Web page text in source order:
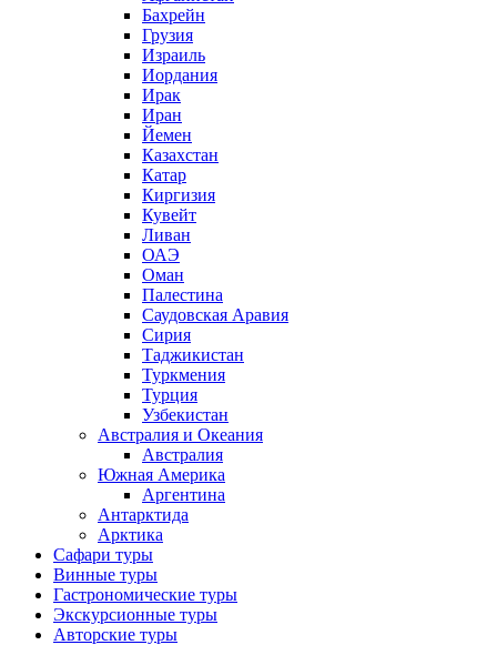
Бахрейн
Грузия
Израиль
Иордания
Ирак
Иран
Йемен
Казахстан
Катар
Киргизия
Кувейт
Ливан
ОАЭ
Оман
Палестина
Саудовская Аравия
Сирия
Таджикистан
Туркмения
Турция
Узбекистан
Австралия и Океания
Австралия
Южная Америка
Аргентина
Антарктида
Арктика
Сафари туры
Винные туры
Гастрономические туры
Экскурсионные туры
Авторские туры